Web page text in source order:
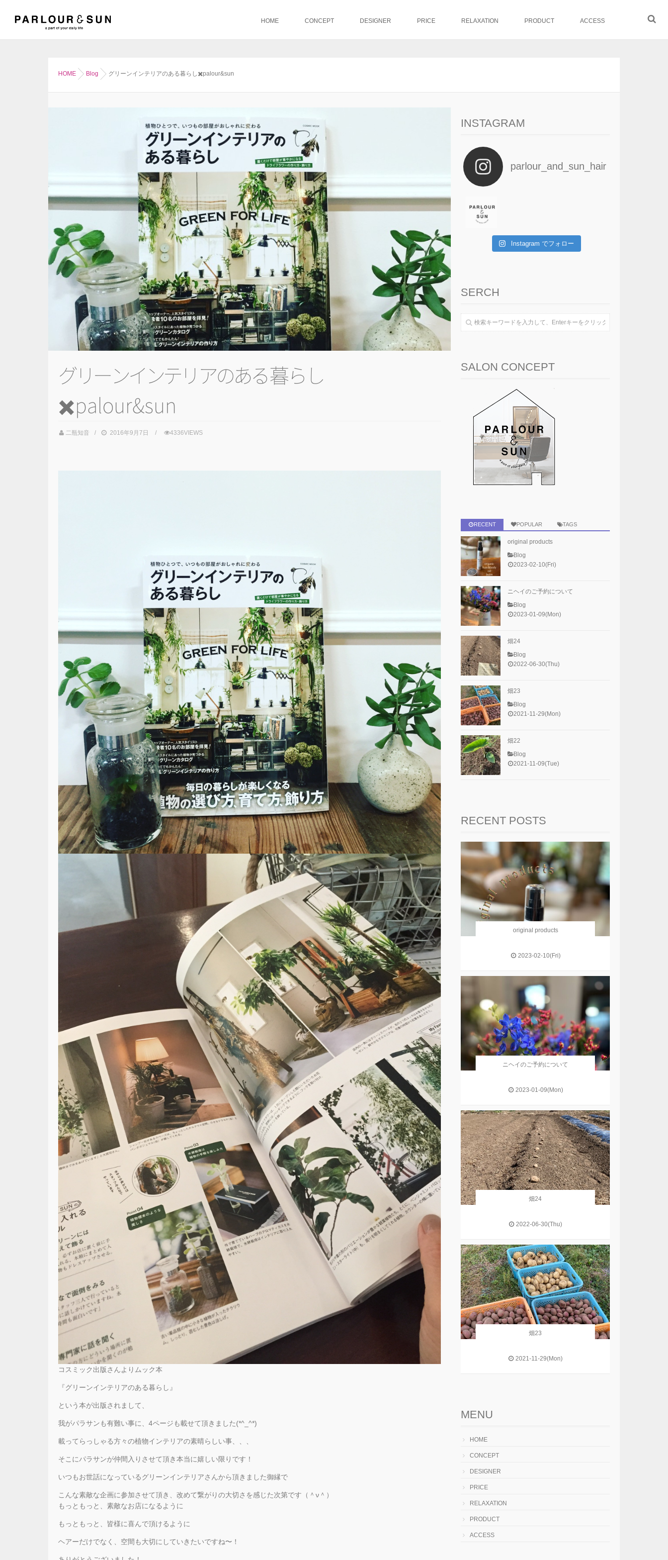
HOME CONCEPT DESIGNER PRICE RELAXATION PRODUCT ACCESS
HOME Blog グリーンインテリアのある暮らし✖️palour&sun
グリ ーンイ ンテリ アのある暮ら し
✖️palour&sun
二瓶知音 2016年9月7日 4336VIEWS
コスミック出版さんよりムック本
『グリーンインテリアのある暮らし』
という本が出版されまして、
我がパラサンも有難い事に、4ページも載せて頂きました(*^_^*)
載ってらっしゃる方々の植物インテリアの素晴らしい事、、、
そこにパラサンが仲間入りさせて頂き本当に嬉しい限りです！
いつもお世話になっているグリーンインテリアさんから頂きました御縁で
こんな素敵な企画に参加させて頂き、改めて繋がりの大切さを感じた次第です（＾ν＾）
もっともっと、素敵なお店になるように
もっともっと、皆様に喜んで頂けるように
ヘアーだけでなく、空間も大切にしていきたいですね〜！
INSTAGRAM
parlour_and_sun_hair
Instagram でフォロー
SERCH
SALON CONCEPT
RECENT POPULAR TAGS
original products
Blog
2023-02-10(Fri)
ニヘイのご予約について
Blog
2023-01-09(Mon)
畑24
Blog
2022-06-30(Thu)
畑23
Blog
2021-11-29(Mon)
畑22
Blog
2021-11-09(Tue)
RECENT POSTS
original products
2023-02-10(Fri)
ニヘイのご予約について
2023-01-09(Mon)
畑24
2022-06-30(Thu)
畑23
2021-11-29(Mon)
MENU
HOME
CONCEPT
DESIGNER
PRICE
RELAXATION
PRODUCT
ACCESS